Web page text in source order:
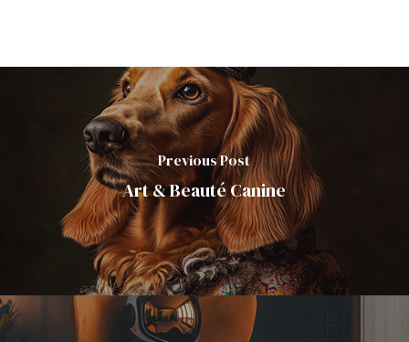
Previous Post
Art & Beauté Canine